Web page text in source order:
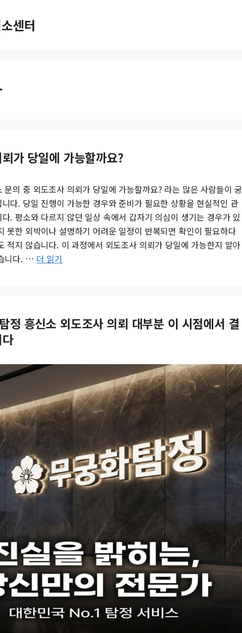
센터
가 당일에 가능할까요?
문의 중 외도조사 의뢰가 당일에 가능할까요? 라는 많은 사람들이 궁
다. 당일 진행이 가능한 경우와 준비가 필요한 상황을 현실적인 관
. 평소와 다르지 않던 일상 속에서 갑자기 의심이 생기는 경우가 있
못한 외박이나 설명하기 어려운 일정이 반복되면 확인이 필요하다
적지 않습니다. 이 과정에서 외도조사 의뢰가 당일에 가능한지 알아
니다. … 더 읽기
정 흥신소 외도조사 의뢰 대부분 이 시점에서 결